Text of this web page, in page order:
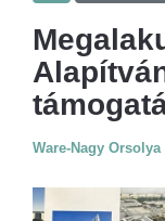
Ware-Nagy Orsolya